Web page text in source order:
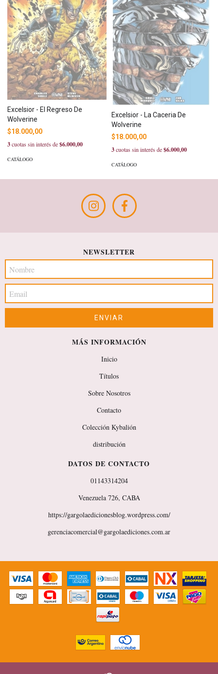
Excelsior - El Regreso De
Wolverine
$18.000,00
3cuotas sin interés de$6.000,00
CATÁLOGO
Excelsior - La Caceria De
Wolverine
$18.000,00
3cuotas sin interés de$6.000,00
CATÁLOGO
NEWSLETTER
MÁS INFORMACIÓN
Inicio
Títulos
Sobre Nosotros
Contacto
Colección Kybalión
distribución
DATOS DE CONTACTO
01143314204
Venezuela 726, CABA
https://gargolaedicionesblog.wordpress.com/
gerenciacomercial@gargolaediciones.com.ar